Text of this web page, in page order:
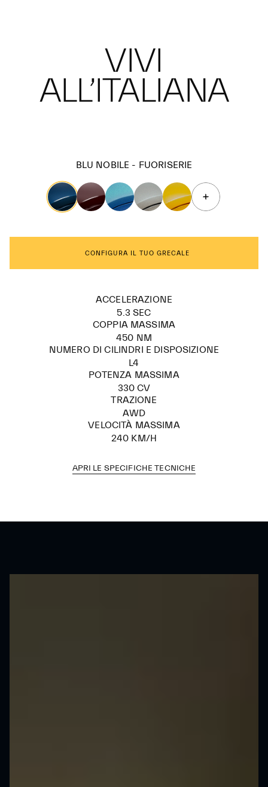
VIVI
ALL’ITALIANA
BLU NOBILE - FUORISERIE
CONFIGURA IL TUO GRECALE
ACCELERAZIONE
5.3 SEC
COPPIA MASSIMA
450 NM
NUMERO DI CILINDRI E DISPOSIZIONE
L4
POTENZA MASSIMA
330 CV
TRAZIONE
AWD
VELOCITÀ MASSIMA
240 KM/H
APRI LE SPECIFICHE TECNICHE